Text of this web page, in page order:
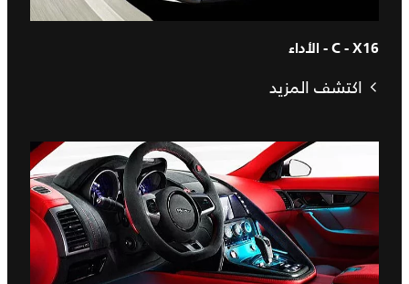
C - X16 - الأداء
اكتشف المزيد